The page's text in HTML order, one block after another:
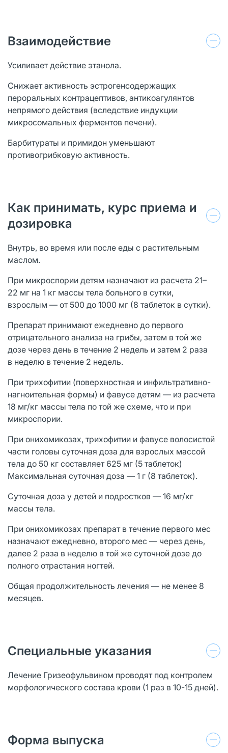
Взаимодействие
Усиливает действие этанола.
Снижает активность эстрогенсодержащих
пероральных контрацептивов, антикоагулянтов
непрямого действия (вследствие индукции
микросомальных ферментов печени).
Барбитураты и примидон уменьшают
противогрибковую активность.
Как принимать, курс приема и
дозировка
Внутрь, во время или после еды с растительным
маслом.
При микроспории детям назначают из расчета 21–
22 мг на 1 кг массы тела больного в сутки,
взрослым — от 500 до 1000 мг (8 таблеток в сутки).
Препарат принимают ежедневно до первого
отрицательного анализа на грибы, затем в той же
дозе через день в течение 2 недель и затем 2 раза
в неделю в течение 2 недель.
При трихофитии (поверхностная и инфильтративно-
нагноительная формы) и фавусе детям — из расчета
18 мг/кг массы тела по той же схеме, что и при
микроспории.
При онихомикозах, трихофитии и фавусе волосистой
части головы суточная доза для взрослых массой
тела до 50 кг составляет 625 мг (5 таблеток)
Максимальная суточная доза — 1 г (8 таблеток).
Суточная доза у детей и подростков — 16 мг/кг
массы тела.
При онихомикозах препарат в течение первого мес
назначают ежедневно, второго мес — через день,
далее 2 раза в неделю в той же суточной дозе до
полного отрастания ногтей.
Общая продолжительность лечения — не менее 8
месяцев.
Специальные указания
Лечение Гризеофульвином проводят под контролем
морфологического состава крови (1 раз в 10-15 дней).
Форма выпуска